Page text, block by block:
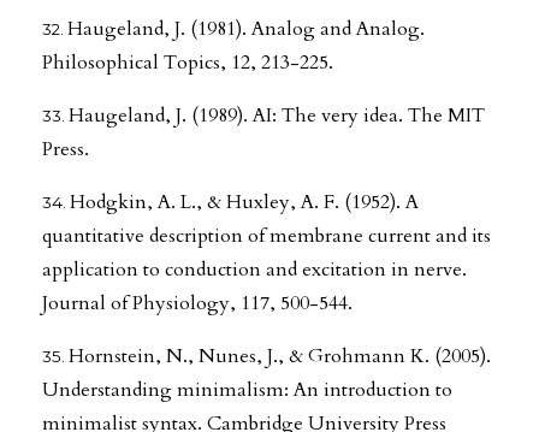
Haugeland, J. (1981). Analog and Analog.
Philosophical Topics, 12, 213-225.
Haugeland, J. (1989). AI: The very idea. The MIT
Press.
Hodgkin, A. L., & Huxley, A. F. (1952). A
quantitative description of membrane current and its
application to conduction and excitation in nerve.
Journal of Physiology, 117, 500-544.
Hornstein, N., Nunes, J., & Grohmann K. (2005).
Understanding minimalism: An introduction to
minimalist syntax. Cambridge University Press